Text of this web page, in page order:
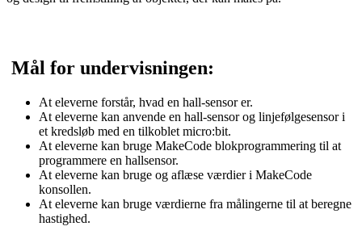
Mål for undervisningen:
At eleverne forstår, hvad en hall-sensor er.
At eleverne kan anvende en hall-sensor og linjefølgesensor i
et kredsløb med en tilkoblet micro:bit.
At eleverne kan bruge MakeCode blokprogrammering til at
programmere en hallsensor.
At eleverne kan bruge og aflæse værdier i MakeCode
konsollen.
At eleverne kan bruge værdierne fra målingerne til at beregne
hastighed.